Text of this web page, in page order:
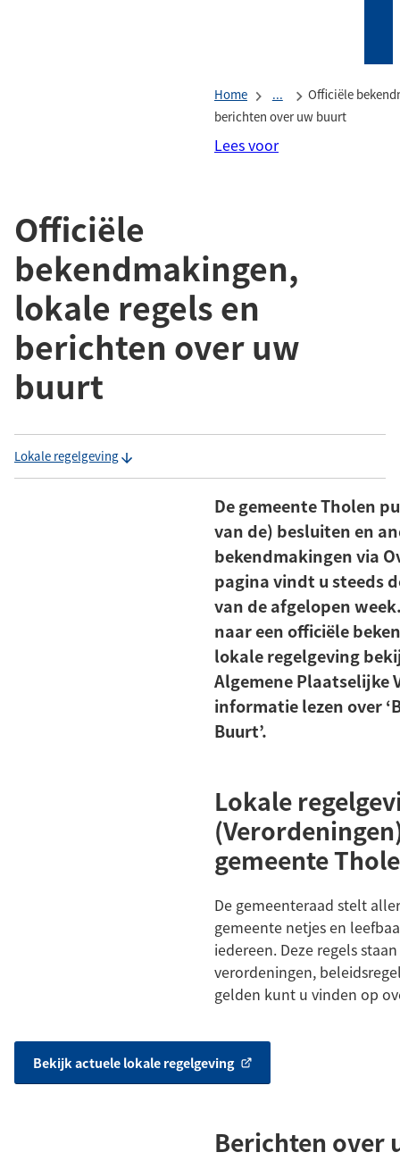
externe
website)
Home ...
Officiële
berichten over uw buurt
Lees voor
Officiële
bekendmakingen,
lokale regels en
berichten over uw
buurt
Lokale regelgeving
De gemeente Tholen
van de) besluiten en
bekendmakingen via
pagina vindt u steeds
van de afgelopen
naar een officiële
lokale regelgeving
Algemene Plaatselijke
informatie lezen over
Buurt’.
Lokale
gemeente
De gemeenteraad stelt
gemeente netjes en
iedereen. Deze regels
verordeningen,
gelden kunt u vinden op
Bekijk actuele lokale regelgeving
(Verwijst
Berichten over